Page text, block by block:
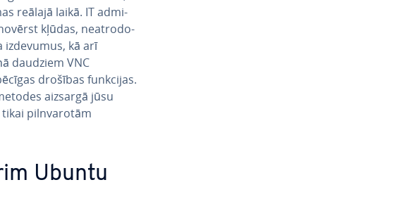
reālajā laikā. IT ad­mi­
kļūdas, ne­at­ro­do­
izdevumus, kā arī
daudziem VNC
drošības funkcijas.
aizsargā jūsu
pil­nva­ro­tām
Ubuntu